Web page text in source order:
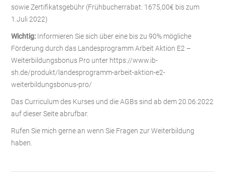
sowie Zertifikatsgebühr (Frühbucherrabat: 1675,00€ bis zum
1.Juli 2022)
Wichtig: Informieren Sie sich über eine bis zu 90% mögliche
Förderung durch das Landesprogramm Arbeit Aktion E2 –
Weiterbildungsbonus Pro unter https://www.ib-
sh.de/produkt/landesprogramm-arbeit-aktion-e2-
weiterbildungsbonus-pro/
Das Curriculum des Kurses und die AGBs sind ab dem 20.06.2022
auf dieser Seite abrufbar.
Rufen Sie mich gerne an wenn Sie Fragen zur Weiterbildung
haben.